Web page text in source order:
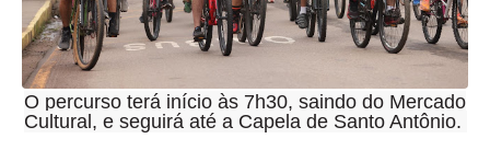
O percurso terá início às 7h30, saindo do Mercado
Cultural, e seguirá até a Capela de Santo Antônio.